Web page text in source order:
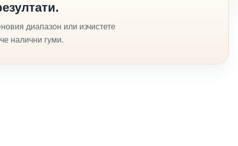
диапазон или изчистете
налични гуми.